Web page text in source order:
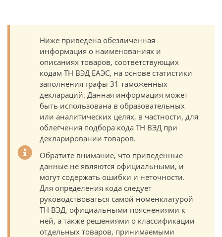
Ниже приведена обезличенная
информация о наименованиях и
описаниях товаров, соответствующих
кодам ТН ВЭД ЕАЭС, на основе статистики
заполнения графы 31 таможенных
деклараций. Данная информация может
быть использована в образовательных
или аналитических целях, в частности, для
облегчения подбора кода ТН ВЭД при
декларировании товаров.
Обратите внимание, что приведенные
данные не являются официальными, и
могут содержать ошибки и неточности.
Для определения кода следует
руководствоваться самой номенклатурой
ТН ВЭД, официальными пояснениями к
ней, а также решениями о классификации
отдельных товаров, принимаемыми